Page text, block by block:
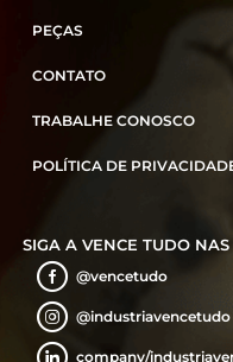
PEÇAS
CONTATO
TRABALHE CONOSCO
POLÍTICA DE
SIGA A VENCE TUDO NAS
@vencetudo
@industriavencetudo
company/